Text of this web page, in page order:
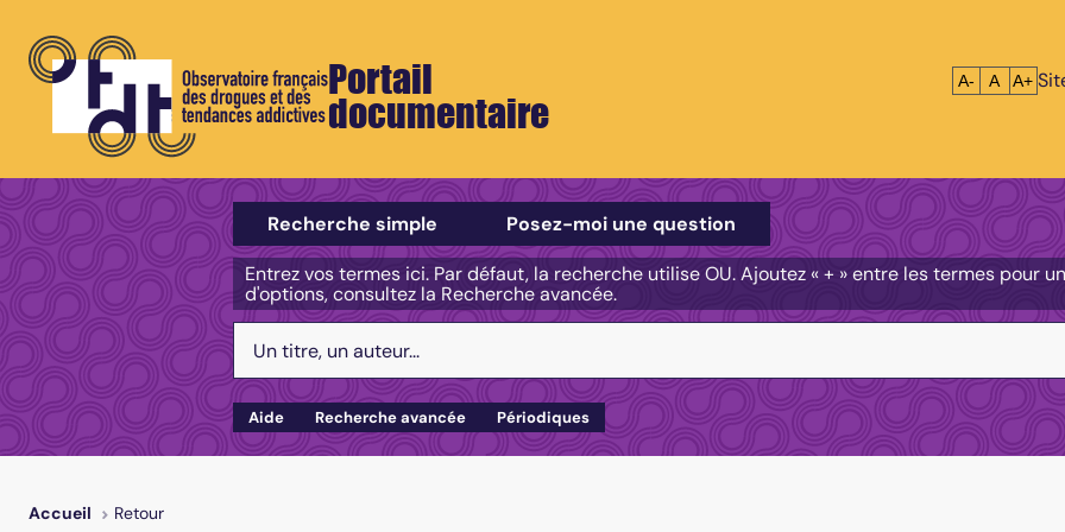
Portail
documentaire
Réduire le
A- A A+
Sélectionner un type de recherche
Recherche simple
Posez-moi une question
Entrez vos termes ici. Par défaut, la recherche utilise OU. Ajoutez « + » entre les termes pour
d'options, consultez la Recherche avancée.
Aide Recherche avancée Périodiques
Accueil Retour